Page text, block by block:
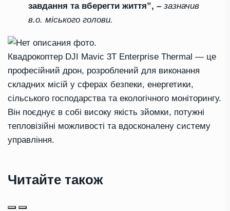
завдання та вберегти життя”, – зазначив
в.о. міського голови.
Квадрокоптер DJI Mavic 3T Enterprise Thermal — це
професійний дрон, розроблений для виконання
складних місій у сферах безпеки, енергетики,
сільського господарства та екологічного моніторингу.
Він поєднує в собі високу якість зйомки, потужні
тепловізійні можливості та вдосконалену систему
управління.
Читайте також